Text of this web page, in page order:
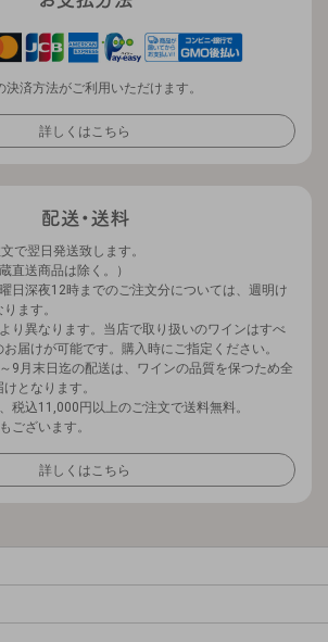
決済方法がご利用いただけます。
詳しくはこちら
で翌日発送致します。
直送商品は除く。）
日深夜12時までのご注文分については、週明け
ます。
り異なります。当店で取り扱いのワインはすべ
届けが可能です。購入時にご指定ください。
9月末日迄の配送は、ワインの品質を保つため全
となります。
税込11,000円以上のご注文で送料無料。
ございます。
詳しくはこちら